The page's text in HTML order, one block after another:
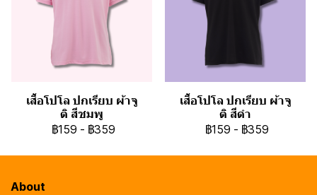
เสื้อโปโล ปกเรียบ ผ้าจู
ติ สีชมพู
฿159 - ฿359
เสื้อโปโล ปกเรียบ ผ้าจู
ติ สีดำ
฿159 - ฿359
About